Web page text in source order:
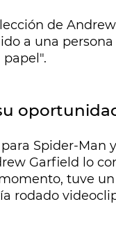
de
a una
Spider-Man y
Garfield lo
tuve
rodado